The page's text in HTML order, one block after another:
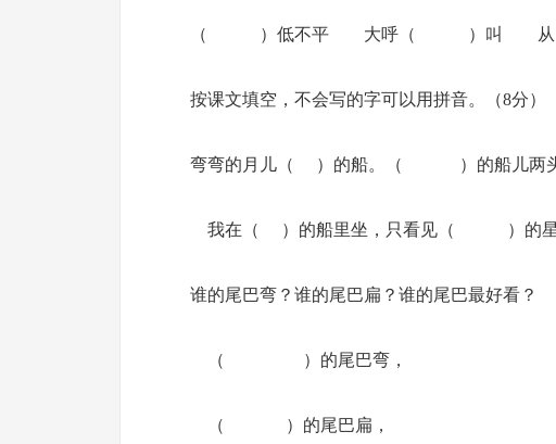
（ ）低不平 大呼（ ）叫
按课文填空，不会写的字可以用拼音。（8分）
弯弯的月儿（ ）的船。（ ）的船儿两头
我在（ ）的船里坐，只看见（ ）
谁的尾巴弯？谁的尾巴扁？谁的尾巴最好看？
（ ）的尾巴弯，
（ ）的尾巴扁，